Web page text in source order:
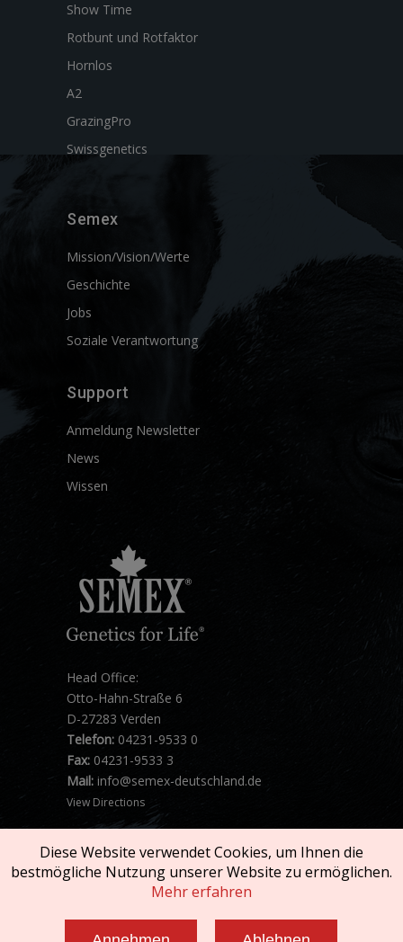
Show Time
Rotbunt und Rotfaktor
Hornlos
A2
GrazingPro
Swissgenetics
Semex
Mission/Vision/Werte
Geschichte
Jobs
Soziale Verantwortung
Support
Anmeldung Newsletter
News
Wissen
Head Office:
Otto-Hahn-Straße 6
D-27283 Verden
Telefon: 04231-9533 0
Fax: 04231-9533 3
Mail: info@semex-deutschland.de
View Directions
Diese Website verwendet Cookies, um Ihnen die
bestmögliche Nutzung unserer Website zu ermöglichen.
Mehr erfahren